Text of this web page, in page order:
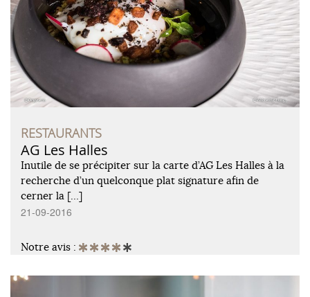
RESTAURANTS
AG Les Halles
Inutile de se précipiter sur la carte d’AG Les Halles à la
recherche d’un quelconque plat signature afin de
cerner la […]
21-09-2016
Notre avis :